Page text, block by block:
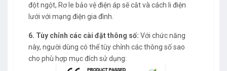
đột ngột, Rơ le bảo vệ điện áp sẽ cắt và cách li điện
lưới với mạng điện gia đình.
6. Tùy chỉnh các cài đặt thông số: Với chức năng
này, người dùng có thể tùy chỉnh các thông số sao
cho phù hợp mục đích sử dụng: